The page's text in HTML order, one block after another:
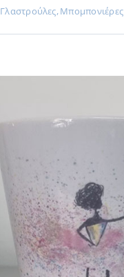
Γλαστρούλες Μπομπονιέρες